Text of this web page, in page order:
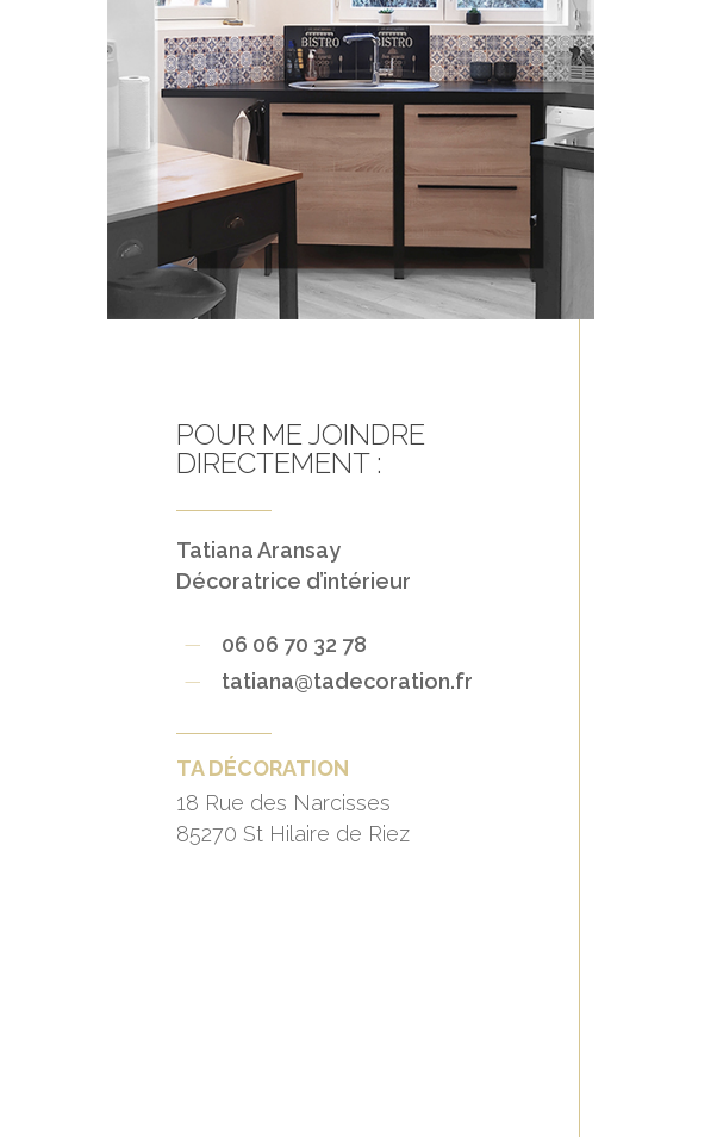
POUR ME JOINDRE
DIRECTEMENT :
Tatiana Aransay
Décoratrice d’intérieur
06 06 70 32 78
tatiana@tadecoration.fr
TA DÉCORATION
18 Rue des Narcisses
85270 St Hilaire de Riez